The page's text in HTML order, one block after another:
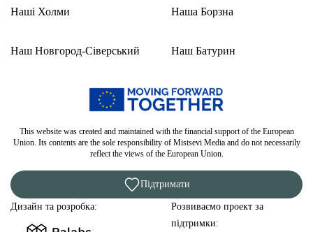
Наші Холми
Наш Новгород-Сіверський
Наша Борзна
Наш Батурин
This website was created and maintained with the financial support of the European
Union. Its contents are the sole responsibility of Mistsevi Media and do not necessarily
reflect the views of the European Union.
Підтримати
Дизайн та розробка:
Розвиваємо проект за
підтримки: